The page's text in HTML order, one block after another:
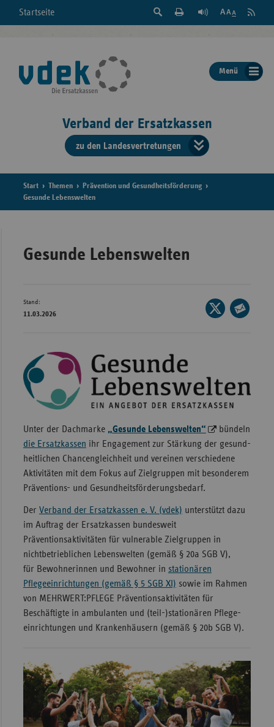
Startseite
Suche
der
Seite
Feed
Menü
Verband der Ersatzkassen
zu den Landesvertretungen
der
Bayern
Hessen
Start Themen
Prävention und Gesundheitsförderung
Gesunde Lebenswelten
Gesunde Lebenswelten
Stand:
11.03.2026
Seite
auf
teilen
Unter der Dach­marke „Gesunde Lebenswelten“
bündeln
die Ersatz­kassen ihr Engagement zur Stärkung der gesund­­
heit­lichen Chancen­gleich­heit und vereinen verschiedene
Aktivitäten mit dem Fokus auf Ziel­gruppen mit besonderem
Präventions- und Gesund­heits­­förderungs­bedarf.
Der Verband der Ersatzkassen e. V. (vdek) unterstützt dazu
im Auftrag der Ersatzkassen bundes­weit
Präventionsaktivitäten für vulnerable Zielgruppen in
nichtbetrieblichen Lebenswelten (gemäß § 20a SGB V),
für Bewohnerinnen und Bewohner in stationären
Pflegeeinrichtungen (gemäß § 5 SGB XI) sowie im Rahmen
von MEHRWERT:PFLEGE Präventionsaktivitäten für
Beschäftigte in ambulanten und (teil-)stationären Pflege­
einrichtungen und Kranken­häusern (gemäß § 20b SGB V).